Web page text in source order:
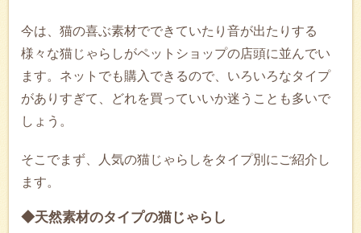
今は、猫の喜ぶ素材でできていたり音が出たりする
様々な猫じゃらしがペットショップの店頭に並んでい
ます。ネットでも購入できるので、いろいろなタイプ
がありすぎて、どれを買っていいか迷うことも多いで
しょう。
そこでまず、人気の猫じゃらしをタイプ別にご紹介し
ます。
◆天然素材のタイプの猫じゃらし